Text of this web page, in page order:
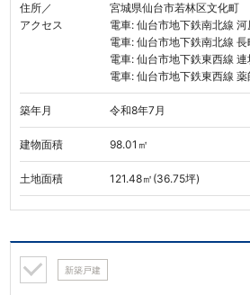
住所／
アクセス
宮城県仙台市若林区文化町
電車: 仙台市地下鉄南北線
電車: 仙台市地下鉄南北線
電車: 仙台市地下鉄東西線
電車: 仙台市地下鉄東西線
築年月 令和8年7月
建物面積 98.01㎡
土地面積 121.48㎡(36.75坪)
新築戸建